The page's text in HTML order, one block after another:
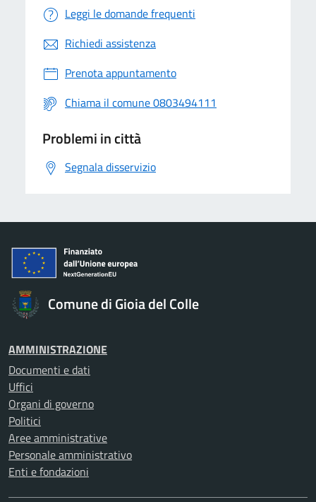
Leggi le domande frequenti
Richiedi assistenza
Prenota appuntamento
Chiama il comune 0803494111
Problemi in città
Segnala disservizio
Comune di Gioia del Colle
AMMINISTRAZIONE
Documenti e dati
Uffici
Organi di governo
Politici
Aree amministrative
Personale amministrativo
Enti e fondazioni